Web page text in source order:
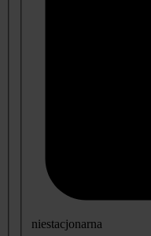
niestacjonarna